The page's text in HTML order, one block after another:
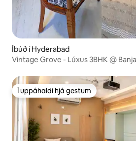
Íbúð í Hyderabad
Vintage Grove - Lúxus 3BHK @
Í uppáhaldi hjá gestum
Í uppáhaldi hjá gestum